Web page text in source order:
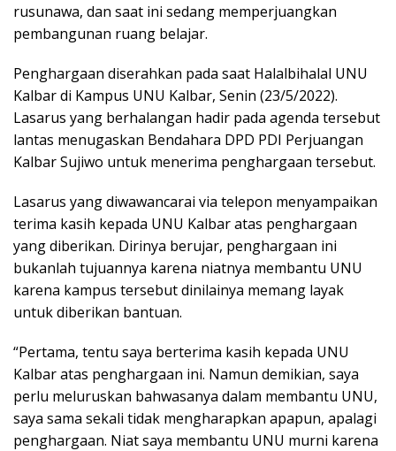
rusunawa, dan saat ini sedang memperjuangkan
pembangunan ruang belajar.
Penghargaan diserahkan pada saat Halalbihalal UNU
Kalbar di Kampus UNU Kalbar, Senin (23/5/2022).
Lasarus yang berhalangan hadir pada agenda tersebut
lantas menugaskan Bendahara DPD PDI Perjuangan
Kalbar Sujiwo untuk menerima penghargaan tersebut.
Lasarus yang diwawancarai via telepon menyampaikan
terima kasih kepada UNU Kalbar atas penghargaan
yang diberikan. Dirinya berujar, penghargaan ini
bukanlah tujuannya karena niatnya membantu UNU
karena kampus tersebut dinilainya memang layak
untuk diberikan bantuan.
“Pertama, tentu saya berterima kasih kepada UNU
Kalbar atas penghargaan ini. Namun demikian, saya
perlu meluruskan bahwasanya dalam membantu UNU,
saya sama sekali tidak mengharapkan apapun, apalagi
penghargaan. Niat saya membantu UNU murni karena